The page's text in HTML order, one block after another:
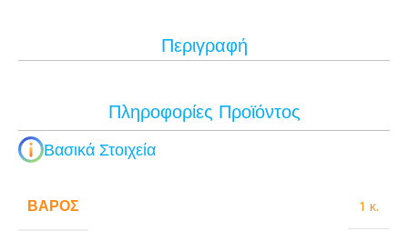
Περιγραφή
Πληροφορίες Προϊόντος
Βασικά Στοιχεία
ΒΆΡΟΣ 1 κ.